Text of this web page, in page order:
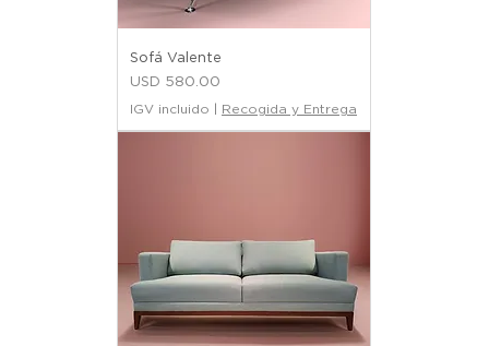
Sofá Valente
Precio
USD 580.00
IGV incluido Recogida y Entrega